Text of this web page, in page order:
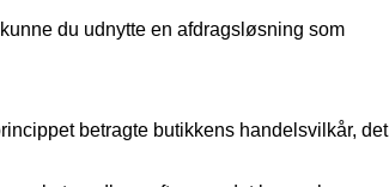
du udnytte en afdragsløsning som
betragte butikkens handelsvilkår, det